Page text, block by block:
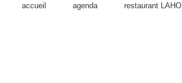
accueil agenda restaurant LAHO